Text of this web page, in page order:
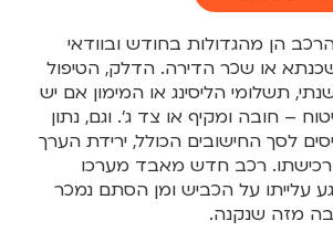
הן מהגדולות בחודש ובוודאי
או שכר הדירה. הדלק, הטיפול
תשלומי הליסינג או המימון אם יש
– חובה ומקיף או צד ג’. וגם, נתון
לסך החישובים הכולל, ירידת הערך
רכב חדש מאבד מערכו
עלייתו על הכביש ומן הסתם נמכר
מזה שנקנה.